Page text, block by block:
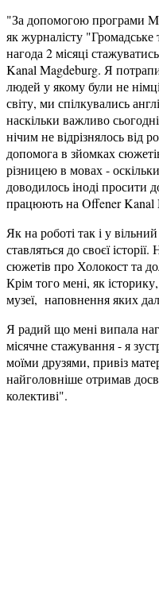
"За допомогою програми
як журналісту
нагода 2 місяці
Kanal Magdeburg. Я
людей у якому були не
світу, ми спілкувались
наскільки важливо
нічим не відрізнялось від
допомога в зйомках
різницею в мовах -
доводилось іноді просити
працюють на Offener Kanal
Як на роботі так і у
ставляться до своєї
сюжетів про Холокост та
Крім того мені, як
музеї, наповнення яких
Я радий що мені випала
місячне стажування - я
моїми друзями, привіз
найголовніше отримав
колективі".